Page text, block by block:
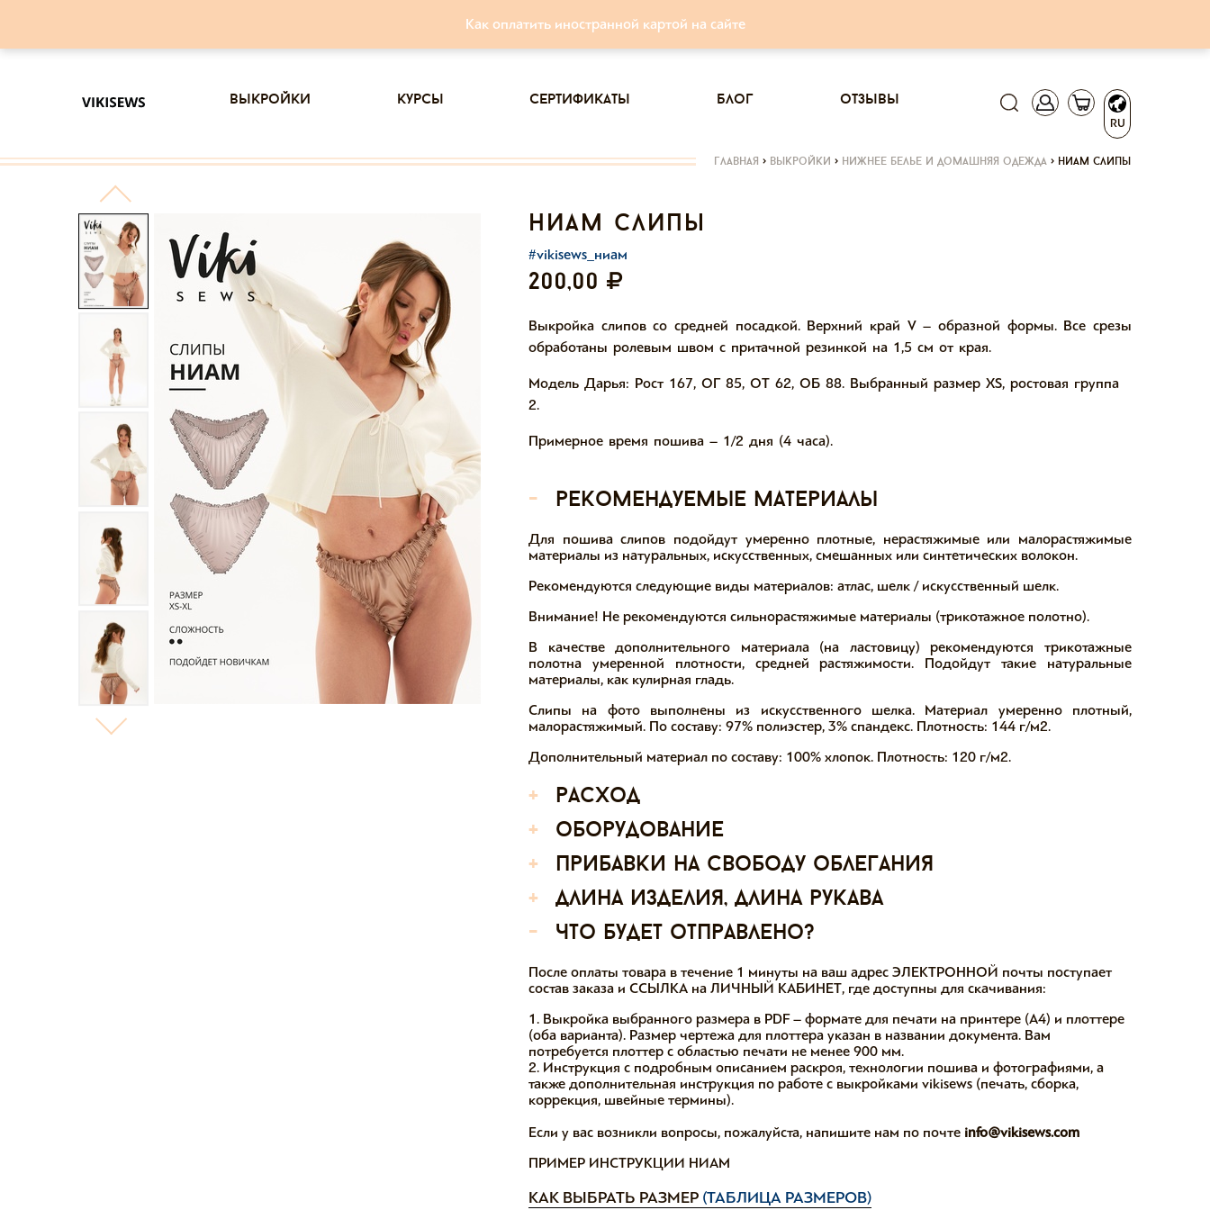
Как оплатить иностранной картой на сайте
RU
выкройки курсы сертификаты блог отзывы
главная > выкройки > нижнее белье и домашняя одежда > ниам слипы
ниам слипы
#vikisews_ниам
200,00
Выкройка слипов со средней посадкой. Верхний край V – образной формы. Все срезы
обработаны ролевым швом с притачной резинкой на 1,5 см от края.
Модель Дарья: Рост 167, ОГ 85, ОТ 62, ОБ 88. Выбранный размер XS, ростовая группа
2.
Примерное время пошива – 1/2 дня (4 часа).
- рекомендуемые материалы
Для пошива слипов подойдут умеренно плотные, нерастяжимые или малорастяжимые
материалы из натуральных, искусственных, смешанных или синтетических волокон.
Рекомендуются следующие виды материалов: атлас, шелк / искусственный шелк.
Внимание! Не рекомендуются сильнорастяжимые материалы (трикотажное полотно).
В качестве дополнительного материала (на ластовицу) рекомендуются трикотажные
полотна умеренной плотности, средней растяжимости. Подойдут такие натуральные
материалы, как кулирная гладь.
Слипы на фото выполнены из искусственного шелка. Материал умеренно плотный,
малорастяжимый. По составу: 97% полиэстер, 3% спандекс. Плотность: 144 г/м2.
Дополнительный материал по составу: 100% хлопок. Плотность: 120 г/м2.
+
расход
+
оборудование
+
прибавки на свободу облегания
+
длина изделия, длина рукава
-
что будет отправлено?
После оплаты товара в течение 1 минуты на ваш адрес ЭЛЕКТРОННОЙ почты поступает
состав заказа и ССЫЛКА на ЛИЧНЫЙ КАБИНЕТ, где доступны для скачивания:
1. Выкройка выбранного размера в PDF – формате для печати на принтере (А4) и плоттере
(оба варианта). Размер чертежа для плоттера указан в названии документа. Вам
потребуется плоттер с областью печати не менее 900 мм.
2. Инструкция с подробным описанием раскроя, технологии пошива и фотографиями, а
также дополнительная инструкция по работе с выкройками vikisews (печать, сборка,
коррекция, швейные термины).
Если у вас возникли вопросы, пожалуйста, напишите нам по почте info@vikisews.com
ПРИМЕР ИНСТРУКЦИИ НИАМ
КАК ВЫБРАТЬ РАЗМЕР (ТАБЛИЦА РАЗМЕРОВ)